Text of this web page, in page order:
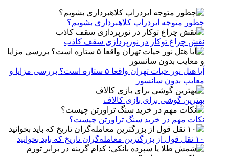
چطور متوجه ایردراپ کلاهبرداری بشویم؟
نقش چراغ توکار در نورپردازی سقف کاذب
آیا هتل نور حیات تهران واقعا ۵ ستاره است؟ بررسی مزایا و
معایب بدون سانسور
بهترین گوشی برای بازی کالاف
نکات مهم در خرید سنگ تراورتن چیست؟
۱۰ نقل قول از بزرگترین معامله‌گران تاریخ که باید بخوانید